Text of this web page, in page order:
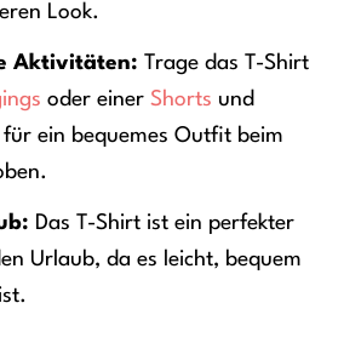
Look.
Aktivitäten: Trage das T-Shirt
oder einerShorts und
ein bequemes Outfit beim
Das T-Shirt ist ein perfekter
Urlaub, da es leicht, bequem